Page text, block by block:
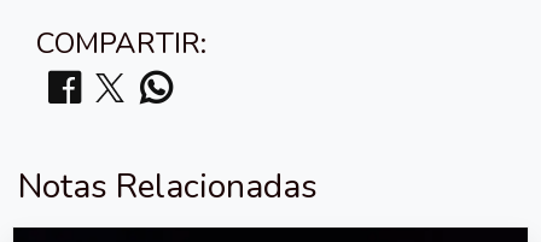
COMPARTIR:
Notas Relacionadas